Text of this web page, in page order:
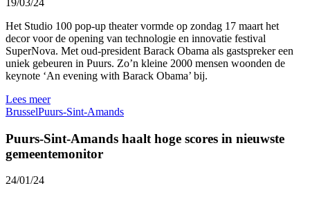
19/03/24
Het Studio 100 pop-up theater vormde op zondag 17 maart het
decor voor de opening van technologie en innovatie festival
SuperNova. Met oud-president Barack Obama als gastspreker een
uniek gebeuren in Puurs. Zo’n kleine 2000 mensen woonden de
keynote ‘An evening with Barack Obama’ bij.
Lees meer
BrusselPuurs-Sint-Amands
Puurs-Sint-Amands haalt hoge scores in nieuwste
gemeentemonitor
24/01/24